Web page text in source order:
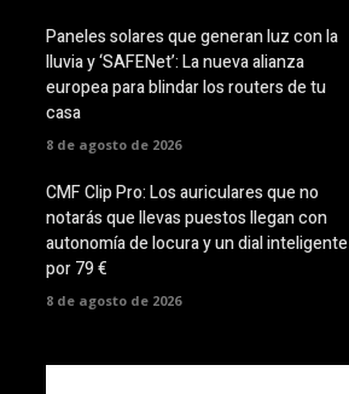
Paneles solares que generan luz con la
lluvia y ‘SAFENet’: La nueva alianza
europea para blindar los routers de tu
casa
8 de agosto de 2026
CMF Clip Pro: Los auriculares que no
notarás que llevas puestos llegan con
autonomía de locura y un dial inteligente
por 79 €
8 de agosto de 2026